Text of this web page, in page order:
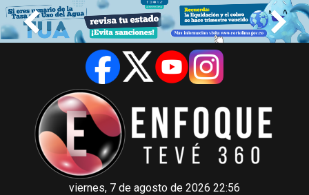
viernes, 7 de agosto de 2026 22:56